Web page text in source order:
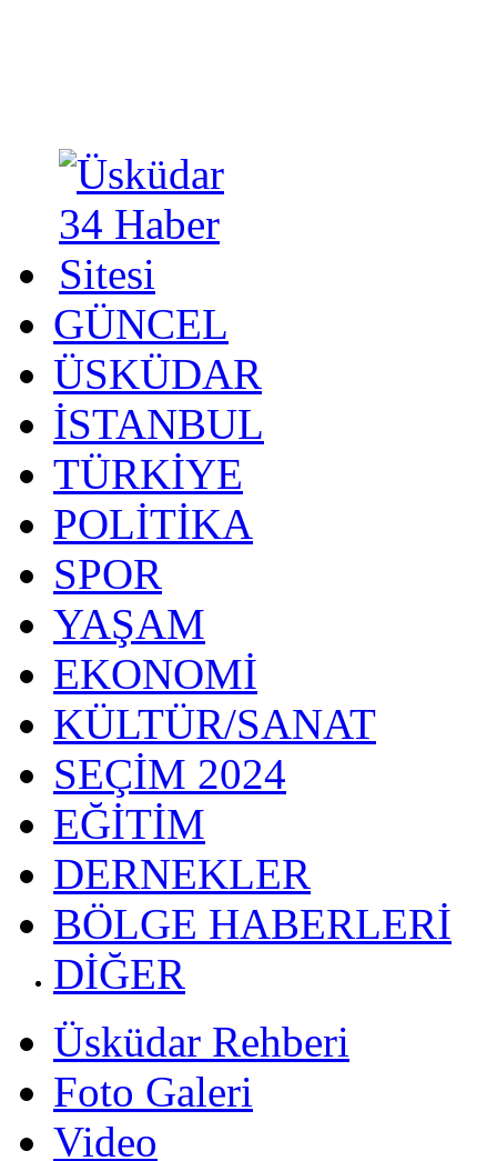
GÜNCEL
ÜSKÜDAR
İSTANBUL
TÜRKİYE
POLİTİKA
SPOR
YAŞAM
EKONOMİ
KÜLTÜR/SANAT
SEÇİM 2024
EĞİTİM
DERNEKLER
BÖLGE HABERLERİ
DİĞER
Üsküdar Rehberi
Foto Galeri
Video